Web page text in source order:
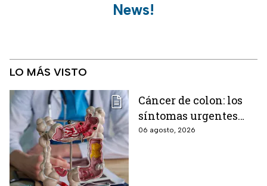
News!
LO MÁS VISTO
Cáncer de colon: los
síntomas urgentes
que te advierten que
06 agosto, 2026